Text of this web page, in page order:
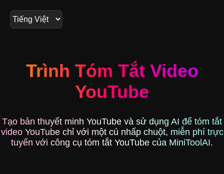
Trình Tóm Tắt Video
YouTube
Tạo bản thuyết minh YouTube và sử dụng AI để tóm tắt
video YouTube chỉ với một cú nhấp chuột, miễn phí trực
tuyến với công cụ tóm tắt YouTube của MiniToolAI.